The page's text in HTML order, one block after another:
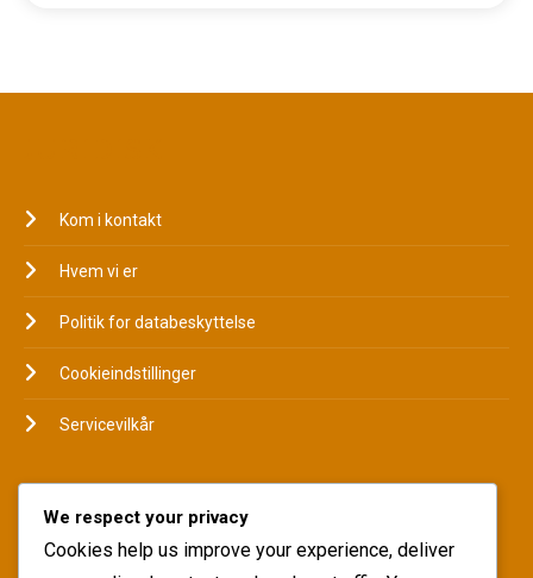
Kom i kontakt
Hvem vi er
Politik for databeskyttelse
Cookieindstillinger
Servicevilkår
KATEGORIER
We respect your privacy
Cookies help us improve your experience, deliver